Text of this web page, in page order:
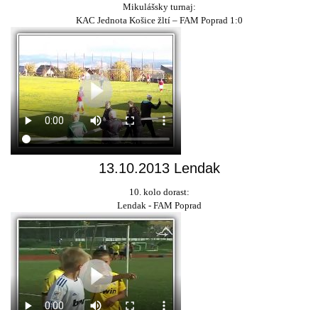
Mikulášsky turnaj:
KAC Jednota Košice žltí – FAM Poprad 1:0
13.10.2013 Lendak
10. kolo dorast:
Lendak - FAM Poprad